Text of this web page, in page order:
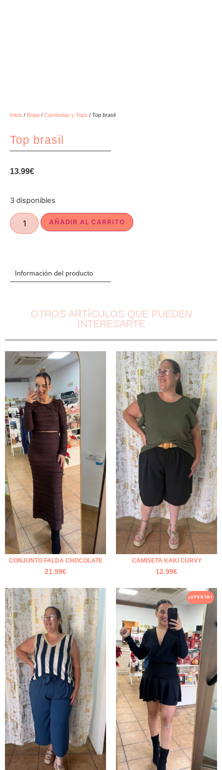
Inicio / Ropa / Camisetas y Tops / Top brasil
Top brasil
13.99€
3 disponibles
AÑADIR AL CARRITO
Información del producto
OTROS ARTÍCULOS QUE PUEDEN
INTERESARTE
CONJUNTO FALDA CHOCOLATE
21.99€
CAMISETA KAKI CURVY
12.99€
¡OFERTA!